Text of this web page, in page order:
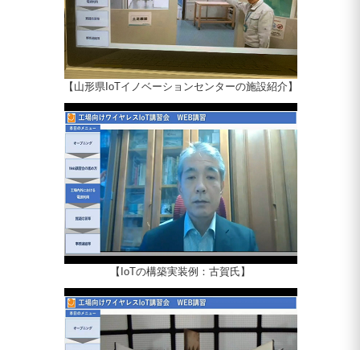
【山形県IoTイノベーションセンターの施設紹介】
【IoTの構築実装例：古賀氏】